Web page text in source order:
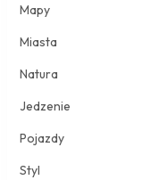
Mapy
Miasta
Natura
Jedzenie
Pojazdy
Styl